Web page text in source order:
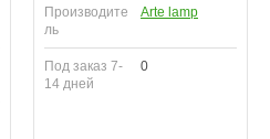
Производите
ль
Arte lamp
Под заказ 7-
14 дней
0